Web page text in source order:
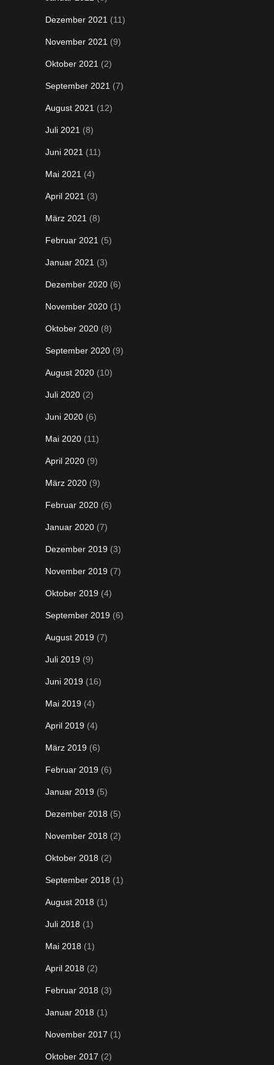
Dezember 2021 (11)
November 2021 (9)
Oktober 2021 (2)
September 2021 (7)
August 2021 (12)
Juli 2021 (8)
Juni 2021 (11)
Mai 2021 (4)
April 2021 (3)
März 2021 (8)
Februar 2021 (5)
Januar 2021 (3)
Dezember 2020 (6)
November 2020 (1)
Oktober 2020 (8)
September 2020 (9)
August 2020 (10)
Juli 2020 (2)
Juni 2020 (6)
Mai 2020 (11)
April 2020 (9)
März 2020 (9)
Februar 2020 (6)
Januar 2020 (7)
Dezember 2019 (3)
November 2019 (7)
Oktober 2019 (4)
September 2019 (6)
August 2019 (7)
Juli 2019 (9)
Juni 2019 (16)
Mai 2019 (4)
April 2019 (4)
März 2019 (6)
Februar 2019 (6)
Januar 2019 (5)
Dezember 2018 (5)
November 2018 (2)
Oktober 2018 (2)
September 2018 (1)
August 2018 (1)
Juli 2018 (1)
Mai 2018 (1)
April 2018 (2)
Februar 2018 (3)
Januar 2018 (1)
November 2017 (1)
Oktober 2017 (2)